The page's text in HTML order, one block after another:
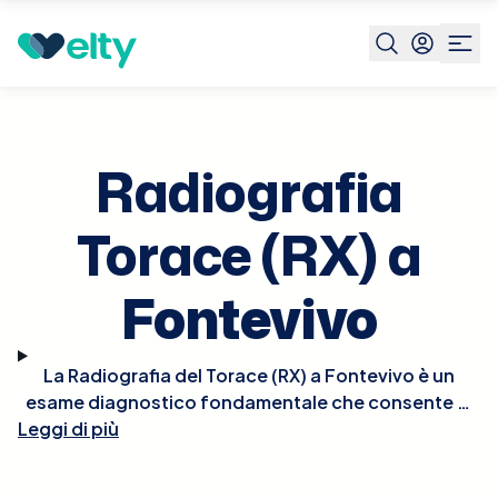
Prenota visita Fontevivo
Radiografia
Torace (RX) a
Fontevivo
La Radiografia del Torace (RX) a Fontevivo è un
esame diagnostico fondamentale che consente di
visualizzare i polmoni, il cuore, i grandi vasi e le ossa
Leggi di più